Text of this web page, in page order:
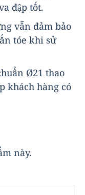
đập tốt.
vẫn đảm bảo
tóe khi sử
Ø21 thao
khách hàng có
này.